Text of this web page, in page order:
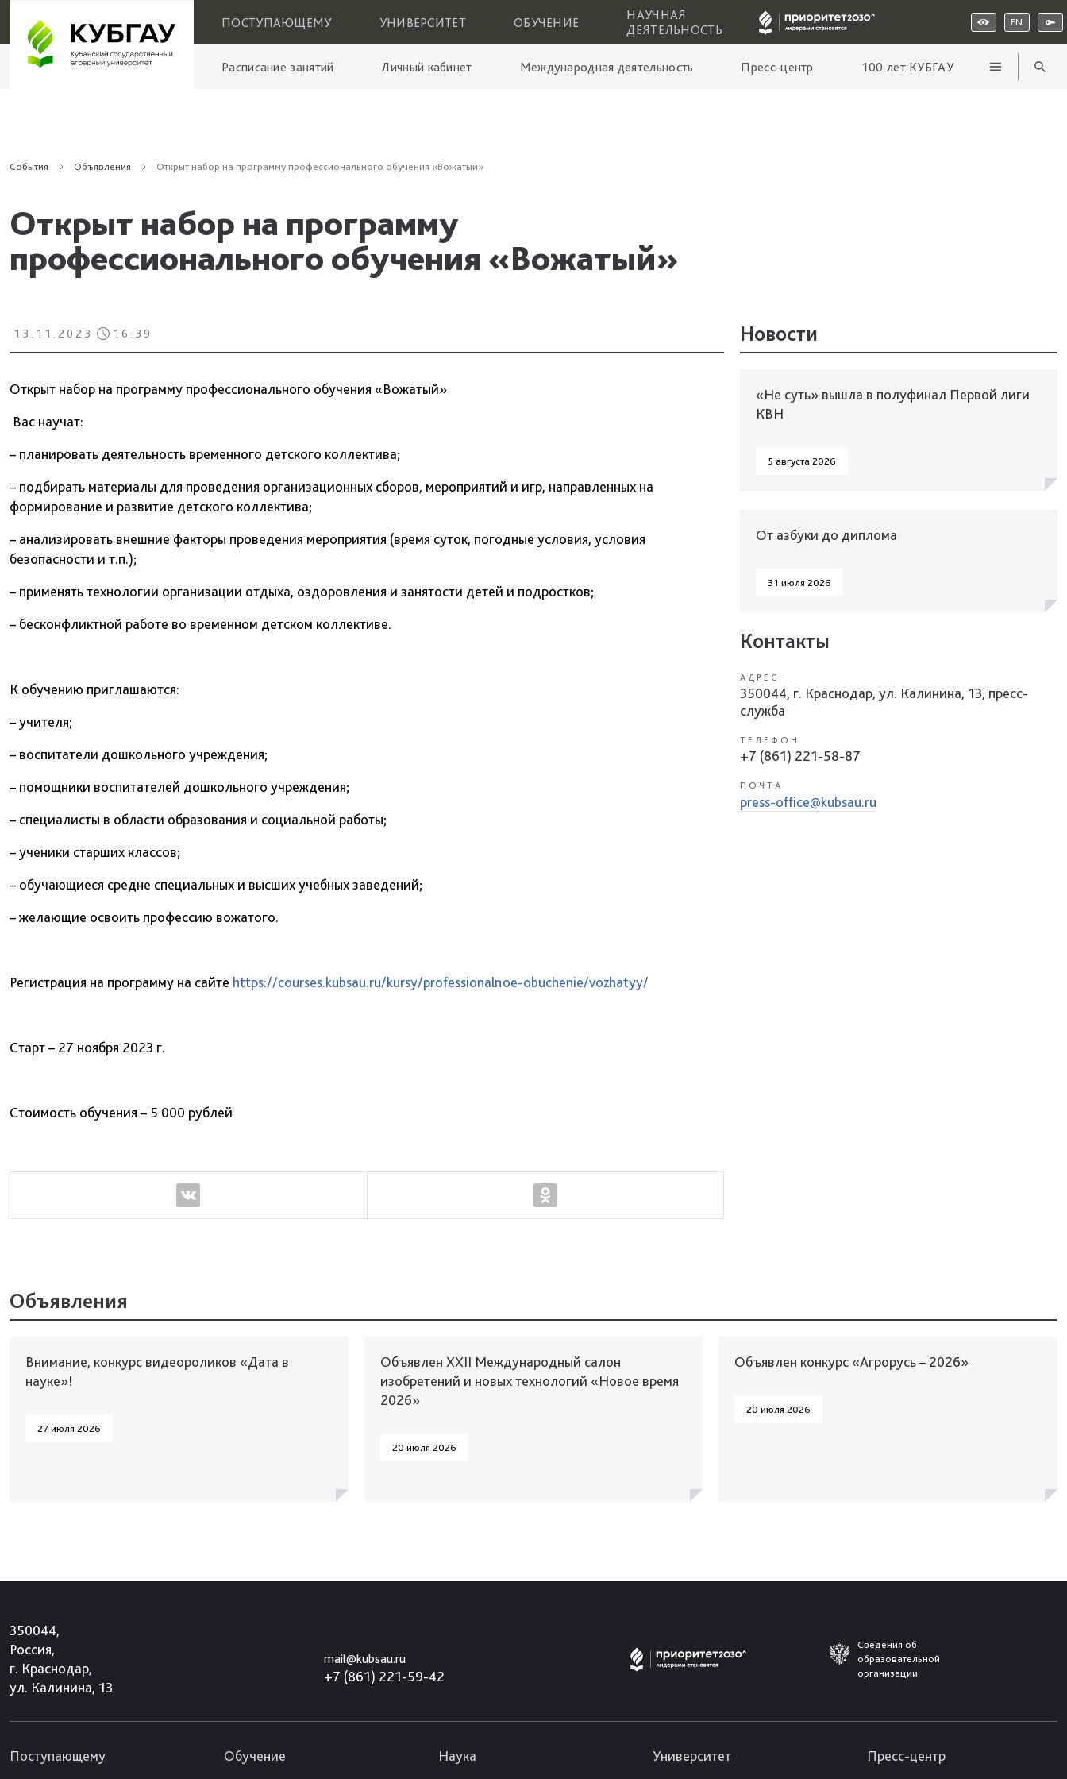
ПОСТУПАЮЩЕМУ УНИВЕРСИТЕТ ОБУЧЕНИЕ
НАУЧНАЯ
ДЕЯТЕЛЬНОСТЬ
EN
Расписание занятий Личный кабинет Международная деятельность Пресс-центр 100 лет КУБГАУ
События Объявления Открыт набор на программу профессионального обучения «Вожатый»
Открыт набор на программу
профессионального обучения «Вожатый»
13.11.2023 16:39
Открыт набор на программу профессионального обучения «Вожатый»
Вас научат:
– планировать деятельность временного детского коллектива;
– подбирать материалы для проведения организационных сборов, мероприятий и игр, направленных на
формирование и развитие детского коллектива;
– анализировать внешние факторы проведения мероприятия (время суток, погодные условия, условия
безопасности и т.п.);
– применять технологии организации отдыха, оздоровления и занятости детей и подростков;
– бесконфликтной работе во временном детском коллективе.
К обучению приглашаются:
– учителя;
– воспитатели дошкольного учреждения;
– помощники воспитателей дошкольного учреждения;
– специалисты в области образования и социальной работы;
– ученики старших классов;
– обучающиеся средне специальных и высших учебных заведений;
– желающие освоить профессию вожатого.
Регистрация на программу на сайте https://courses.kubsau.ru/kursy/professionalnoe-obuchenie/vozhatyy/
Старт – 27 ноября 2023 г.
Стоимость обучения – 5 000 рублей
Новости
«Не суть» вышла в полуфинал Первой лиги
КВН
5 августа 2026
От азбуки до диплома
31 июля 2026
Контакты
АДРЕС
350044, г. Краснодар, ул. Калинина, 13, пресс-
служба
ТЕЛЕФОН
+7 (861) 221-58-87
ПОЧТА
press-office@kubsau.ru
Объявления
Внимание, конкурс видеороликов «Дата в
науке»!
27 июля 2026
Объявлен XXII Международный салон
изобретений и новых технологий «Новое время
2026»
20 июля 2026
Объявлен конкурс «Агрорусь – 2026»
20 июля 2026
350044,
Россия,
г. Краснодар,
ул. Калинина, 13
mail@kubsau.ru
+7 (861) 221-59-42
Сведения об
образовательной
организации
Поступающему Обучение Наука Университет Пресс-центр